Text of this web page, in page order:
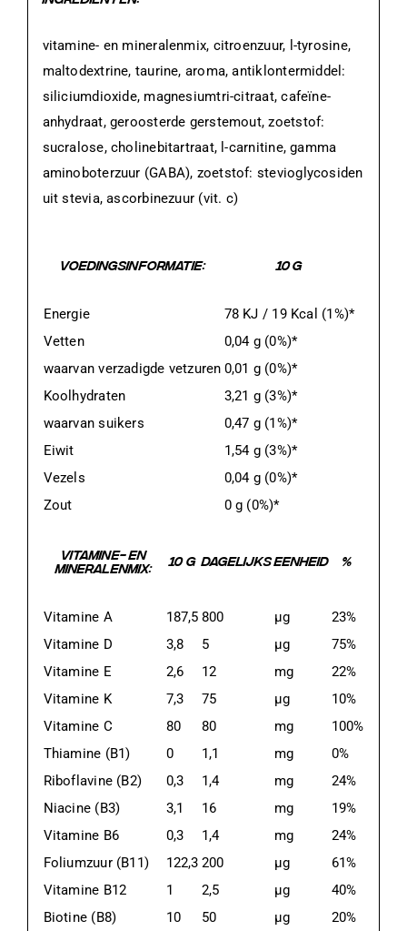
vitamine- en mineralenmix, citroenzuur, l-tyrosine,
maltodextrine, taurine, aroma, antiklontermiddel:
siliciumdioxide, magnesiumtri-citraat, cafeïne-
anhydraat, geroosterde gerstemout, zoetstof:
sucralose, cholinebitartraat, l-carnitine, gamma
aminoboterzuur (GABA), zoetstof: stevioglycosiden
uit stevia, ascorbinezuur (vit. c)
VOEDINGSINFORMATIE: 10 G
Energie
78 KJ / 19 Kcal (1%)*
Vetten
0,04 g (0%)*
waarvan verzadigde vetzuren 0,01 g (0%)*
Koolhydraten
3,21 g (3%)*
waarvan suikers
0,47 g (1%)*
Eiwit
1,54 g (3%)*
Vezels
0,04 g (0%)*
Zout
0 g (0%)*
VITAMINE- EN
MINERALENMIX:
10 G DAGELIJKSEENHEID %
Vitamine A 187,5 800 μg
23%
Vitamine D
3,8 5 μg
75%
Vitamine E
2,6 12 mg
22%
Vitamine K
7,3 75 μg
10%
Vitamine C
80 80 mg
100%
Thiamine (B1)
0 1,1 mg
0%
Riboflavine (B2)
0,3 1,4 mg
24%
Niacine (B3)
3,1 16 mg
19%
Vitamine B6
0,3 1,4 mg
24%
Foliumzuur (B11)
122,3 200 μg
61%
Vitamine B12
1 2,5 μg
40%
Biotine (B8)
10 50 μg
20%